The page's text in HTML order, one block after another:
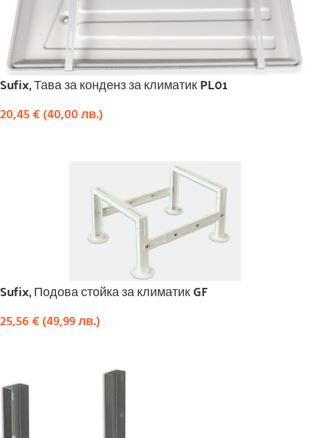
Sufix, Тава за конденз за климатик PL01
20,45€(40,00лв.)
Sufix, Подова стойка за климатик GF
25,56€(49,99лв.)